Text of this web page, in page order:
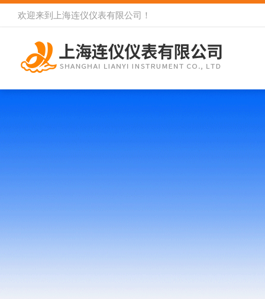
欢迎来到 上海连仪仪表有限公司 ！